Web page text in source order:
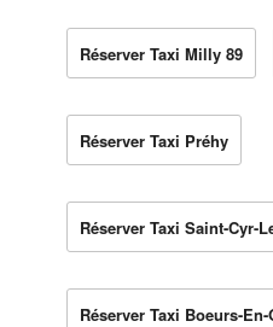
Réserver Taxi Milly 89
Réserver Taxi Préhy
Réserver Taxi Saint-Cyr-
Réserver Taxi Boeurs-En-